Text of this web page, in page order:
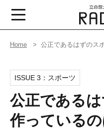
Home 公正であるはずのス
ISSUE 3： スポーツ
公正である
作っているの